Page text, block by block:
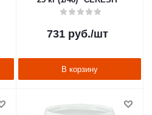
731 руб./шт
В корзину